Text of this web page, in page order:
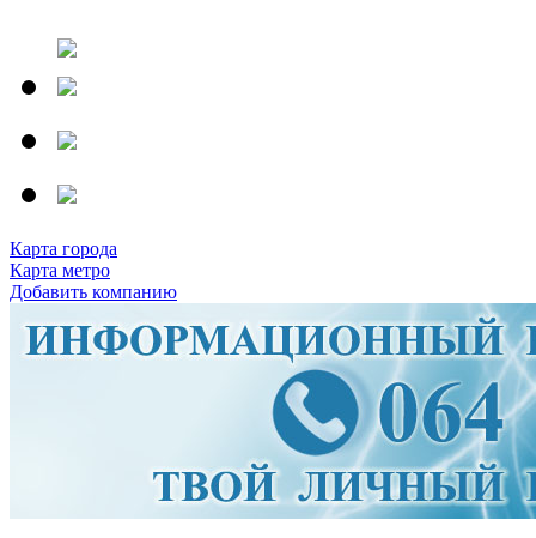
Карта города
Карта метро
Добавить компанию